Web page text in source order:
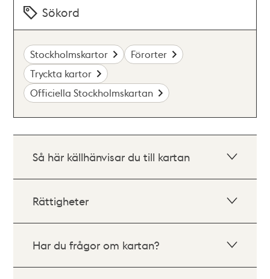
Sökord
Stockholmskartor
Förorter
Tryckta kartor
Officiella Stockholmskartan
Så här källhänvisar du till kartan
Rättigheter
Har du frågor om kartan?